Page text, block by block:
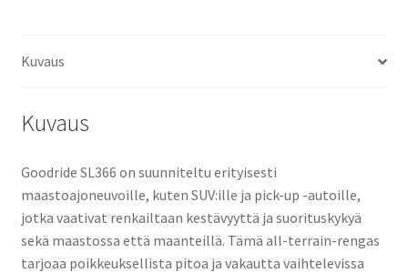
Kuvaus
Kuvaus
Goodride SL366 on suunniteltu erityisesti
maastoajoneuvoille, kuten SUV:ille ja pick-up -autoille,
jotka vaativat renkailtaan kestävyyttä ja suorituskykyä
sekä maastossa että maanteillä. Tämä all-terrain-rengas
tarjoaa poikkeuksellista pitoa ja vakautta vaihtelevissa